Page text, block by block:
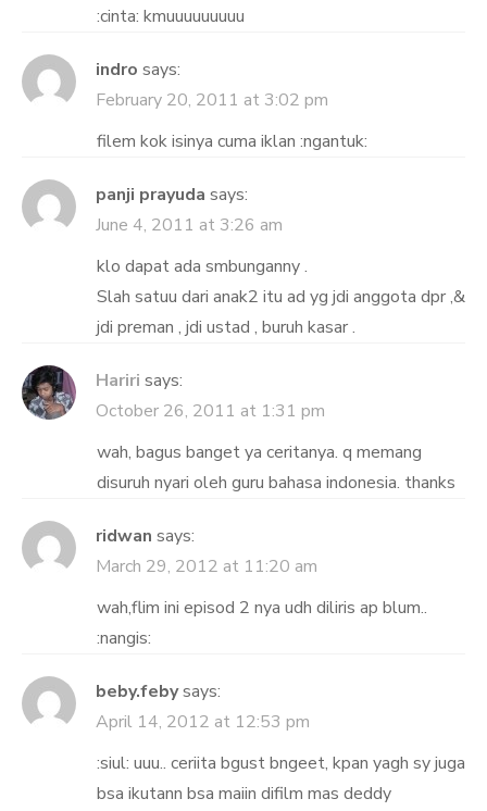
:cinta: kmuuuuuuuuu
indro says:
February 20, 2011 at 3:02 pm
filem kok isinya cuma iklan :ngantuk:
panji prayuda says:
June 4, 2011 at 3:26 am
klo dapat ada smbunganny .
Slah satuu dari anak2 itu ad yg jdi anggota dpr ,&
jdi preman , jdi ustad , buruh kasar .
Hariri says:
October 26, 2011 at 1:31 pm
wah, bagus banget ya ceritanya. q memang
disuruh nyari oleh guru bahasa indonesia. thanks
ridwan says:
March 29, 2012 at 11:20 am
wah,flim ini episod 2 nya udh diliris ap blum..
:nangis:
beby.febysays:
April 14, 2012 at 12:53 pm
:siul: uuu.. ceriita bgust bngeet, kpan yagh sy juga
bsa ikutann bsa maiin difilm mas deddy